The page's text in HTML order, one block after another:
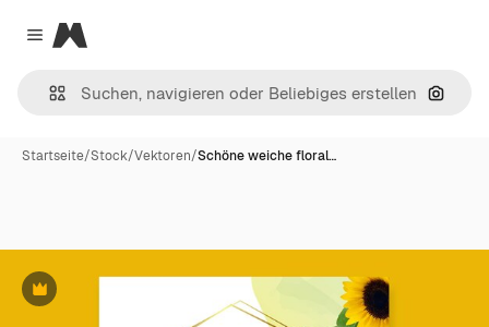
Close menu
Magnific
Nach
Startseite/Stock/Vektoren/Schöne weiche floral…
Premium